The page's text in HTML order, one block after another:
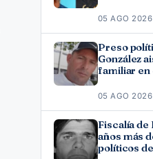
Fonseca
05 AGO 2026
Preso
González
familiar en
05 AGO 2026
Fiscalía de
años más
políticos